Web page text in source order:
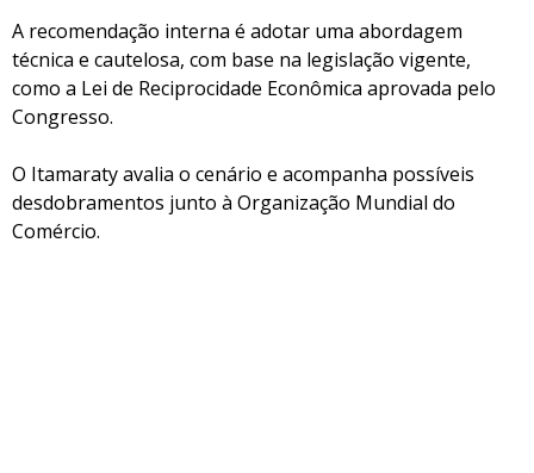
A recomendação interna é adotar uma abordagem
técnica e cautelosa, com base na legislação vigente,
como a Lei de Reciprocidade Econômica aprovada pelo
Congresso.
O Itamaraty avalia o cenário e acompanha possíveis
desdobramentos junto à Organização Mundial do
Comércio.